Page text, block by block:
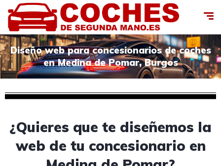
Diseño web para concesionarios de coches
en Medina de Pomar, Burgos
¿Quieres que te diseñemos la
web de tu concesionario en